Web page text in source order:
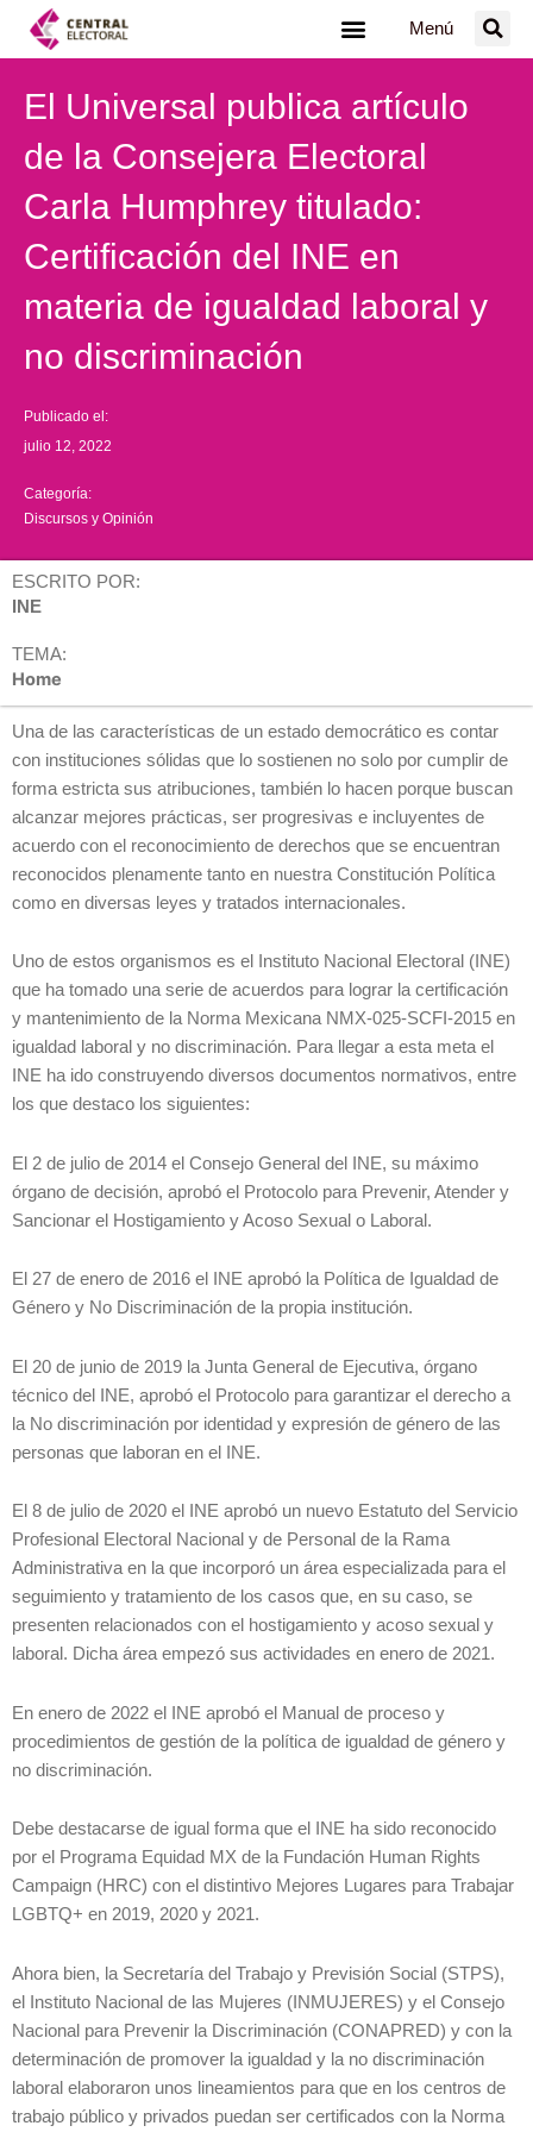
Menú
El Universal publica artículo
de la Consejera Electoral
Carla Humphrey titulado:
Certificación del INE en
materia de igualdad laboral y
no discriminación
Publicado el:
julio 12, 2022
Categoría:
Discursos y Opinión
ESCRITO POR:
INE
TEMA:
Home
Una de las características de un estado democrático es contar
con instituciones sólidas que lo sostienen no solo por cumplir de
forma estricta sus atribuciones, también lo hacen porque buscan
alcanzar mejores prácticas, ser progresivas e incluyentes de
acuerdo con el reconocimiento de derechos que se encuentran
reconocidos plenamente tanto en nuestra Constitución Política
como en diversas leyes y tratados internacionales.
Uno de estos organismos es el Instituto Nacional Electoral (INE)
que ha tomado una serie de acuerdos para lograr la certificación
y mantenimiento de la Norma Mexicana NMX-025-SCFI-2015 en
igualdad laboral y no discriminación. Para llegar a esta meta el
INE ha ido construyendo diversos documentos normativos, entre
los que destaco los siguientes:
El 2 de julio de 2014 el Consejo General del INE, su máximo
órgano de decisión, aprobó el Protocolo para Prevenir, Atender y
Sancionar el Hostigamiento y Acoso Sexual o Laboral.
El 27 de enero de 2016 el INE aprobó la Política de Igualdad de
Género y No Discriminación de la propia institución.
El 20 de junio de 2019 la Junta General de Ejecutiva, órgano
técnico del INE, aprobó el Protocolo para garantizar el derecho a
la No discriminación por identidad y expresión de género de las
personas que laboran en el INE.
El 8 de julio de 2020 el INE aprobó un nuevo Estatuto del Servicio
Profesional Electoral Nacional y de Personal de la Rama
Administrativa en la que incorporó un área especializada para el
seguimiento y tratamiento de los casos que, en su caso, se
presenten relacionados con el hostigamiento y acoso sexual y
laboral. Dicha área empezó sus actividades en enero de 2021.
En enero de 2022 el INE aprobó el Manual de proceso y
procedimientos de gestión de la política de igualdad de género y
no discriminación.
Debe destacarse de igual forma que el INE ha sido reconocido
por el Programa Equidad MX de la Fundación Human Rights
Campaign (HRC) con el distintivo Mejores Lugares para Trabajar
LGBTQ+ en 2019, 2020 y 2021.
Ahora bien, la Secretaría del Trabajo y Previsión Social (STPS),
el Instituto Nacional de las Mujeres (INMUJERES) y el Consejo
Nacional para Prevenir la Discriminación (CONAPRED) y con la
determinación de promover la igualdad y la no discriminación
laboral elaboraron unos lineamientos para que en los centros de
trabajo público y privados puedan ser certificados con la Norma